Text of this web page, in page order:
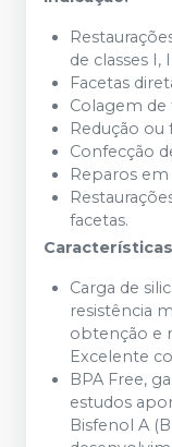
de classes I,
Facetas
Colagem
Redução ou
Confecção
Reparos
facetas.
Carga de
resistência
obtenção e
Excelente
BPA Free,
estudos
Bisfenol A